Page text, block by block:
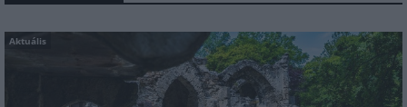
Aktuális